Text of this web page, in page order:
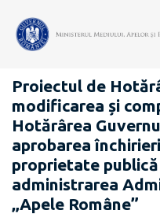
PROIECTE ACTE
Proiectul de
modificarea și
Hotărârea
aprobarea
proprietate
administrarea
„Apele Române”
publicării: